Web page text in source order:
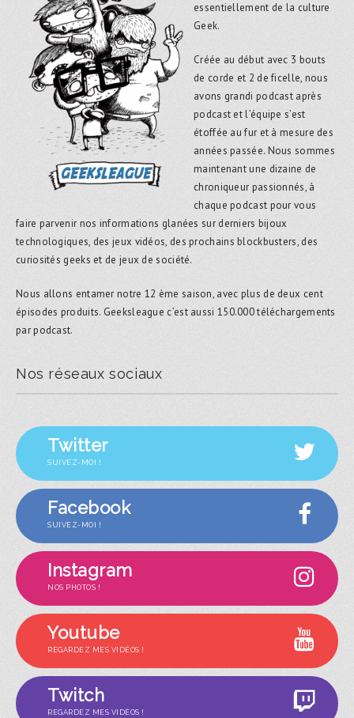
essentiellement de la culture
Geek.
Créée au début avec 3 bouts
de corde et 2 de ficelle, nous
avons grandi podcast après
podcast et l’équipe s’est
étoffée au fur et à mesure des
années passée. Nous sommes
maintenant une dizaine de
chroniqueur passionnés, à
chaque podcast pour vous
faire parvenir nos informations glanées sur derniers bijoux
technologiques, des jeux vidéos, des prochains blockbusters, des
curiosités geeks et de jeux de société.
Nous allons entamer notre 12 ème saison, avec plus de deux cent
épisodes produits. Geeksleague c’est aussi 150.000 téléchargements
par podcast.
Nos réseaux sociaux
Twitter
SUIVEZ-MOI !
Facebook
SUIVEZ-MOI !
Instagram
NOS PHOTOS !
Youtube
REGARDEZ MES VIDÉOS !
Twitch
REGARDEZ MES VIDÉOS !